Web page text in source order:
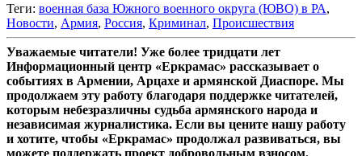
Теги: военная база Южного военного округа (ЮВО) в РА,
Новости, Армия, Россия, Криминал, Происшествия
Уважаемые читатели! Уже более тридцати лет
Информационный центр «Еркрамас» рассказывает о
событиях в Армении, Арцахе и армянской Диаспоре. Мы
продолжаем эту работу благодаря поддержке читателей,
которым небезразличны судьба армянского народа и
независимая журналистика. Если вы цените нашу работу
и хотите, чтобы «Еркрамас» продолжал развиваться, вы
можете поддержать проект добровольным взносом.